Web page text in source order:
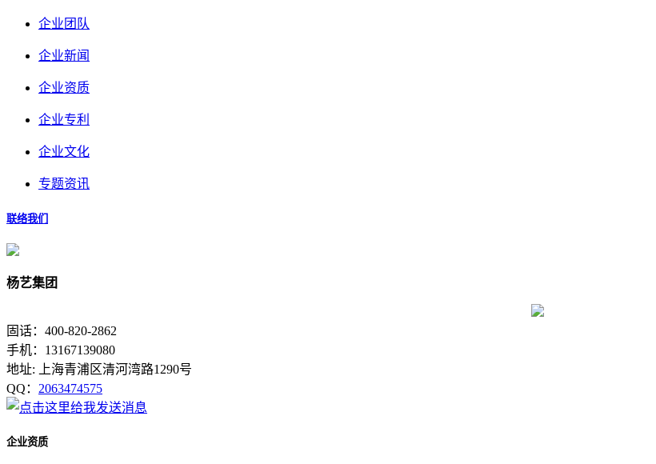
企业团队
企业新闻
企业资质
企业专利
企业文化
专题资讯
联络我们
杨艺集团
固话：400-820-2862
手机：13167139080
地址: 上海青浦区清河湾路1290号
QQ： 2063474575
企业资质